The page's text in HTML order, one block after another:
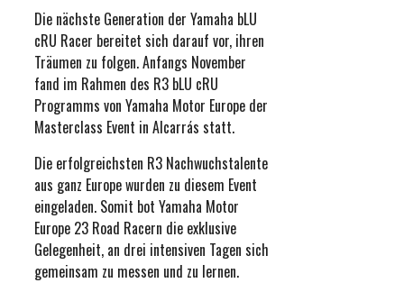
Die nächste Generation der Yamaha bLU
cRU Racer bereitet sich darauf vor, ihren
Träumen zu folgen. Anfangs November
fand im Rahmen des R3 bLU cRU
Programms von Yamaha Motor Europe der
Masterclass Event in Alcarrás statt.
Die erfolgreichsten R3 Nachwuchstalente
aus ganz Europe wurden zu diesem Event
eingeladen. Somit bot Yamaha Motor
Europe 23 Road Racern die exklusive
Gelegenheit, an drei intensiven Tagen sich
gemeinsam zu messen und zu lernen.